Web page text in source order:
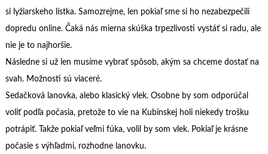
si lyžiarskeho lístka. Samozrejme, len pokiaľ sme si ho nezabezpečili
dopredu online. Čaká nás mierna skúška trpezlivosti vystáť si radu, ale
nie je to najhoršie.
Následne si už len musíme vybrať spôsob, akým sa chceme dostať na
svah. Možnosti sú viaceré.
Sedačková lanovka, alebo klasický vlek. Osobne by som odporúčal
voliť podľa počasia, pretože to vie na Kubínskej holi niekedy trošku
potrápiť. Takže pokiaľ veľmi fúka, volil by som vlek. Pokiaľ je krásne
počasie s výhľadmi, rozhodne lanovku.